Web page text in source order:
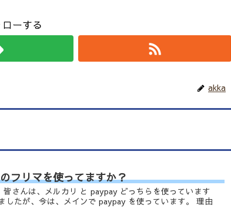
ーする
akka
フリマを使ってますか？
さんは、メルカリ と paypay どっちらを使っています
したが、今は、メインで paypay を使っています。 理由